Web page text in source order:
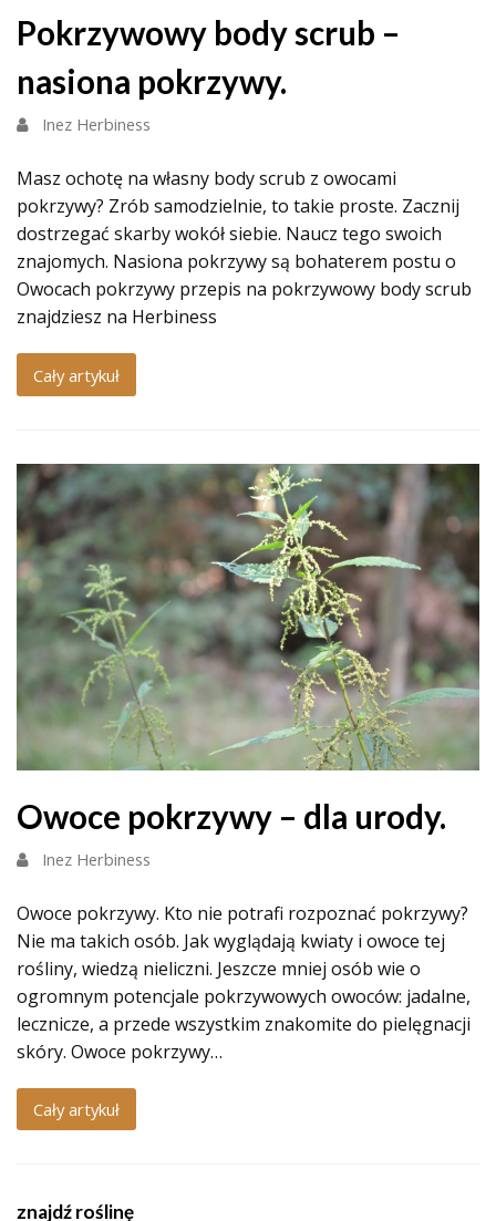
Pokrzywowy body scrub –
nasiona pokrzywy.
Inez Herbiness
Masz ochotę na własny body scrub z owocami
pokrzywy? Zrób samodzielnie, to takie proste. Zacznij
dostrzegać skarby wokół siebie. Naucz tego swoich
znajomych. Nasiona pokrzywy są bohaterem postu o
Owocach pokrzywy przepis na pokrzywowy body scrub
znajdziesz na Herbiness
Cały artykuł
Owoce pokrzywy – dla urody.
Inez Herbiness
Owoce pokrzywy. Kto nie potrafi rozpoznać pokrzywy?
Nie ma takich osób. Jak wyglądają kwiaty i owoce tej
rośliny, wiedzą nieliczni. Jeszcze mniej osób wie o
ogromnym potencjale pokrzywowych owoców: jadalne,
lecznicze, a przede wszystkim znakomite do pielęgnacji
skóry. Owoce pokrzywy…
Cały artykuł
znajdź roślinę